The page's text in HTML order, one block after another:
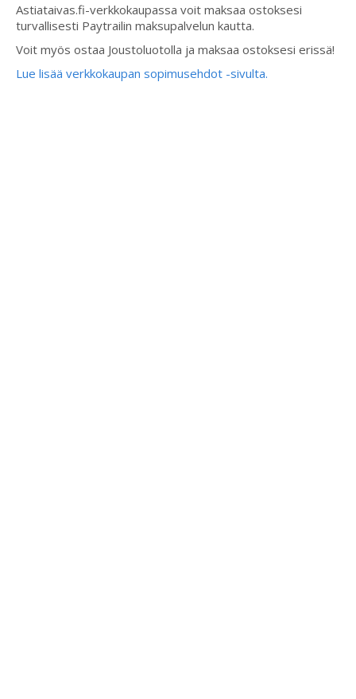
Astiataivas.fi-verkkokaupassa voit maksaa ostoksesi
turvallisesti Paytrailin maksupalvelun kautta.
Voit myös ostaa Joustoluotolla ja maksaa ostoksesi erissä!
Lue lisää verkkokaupan sopimusehdot -sivulta.